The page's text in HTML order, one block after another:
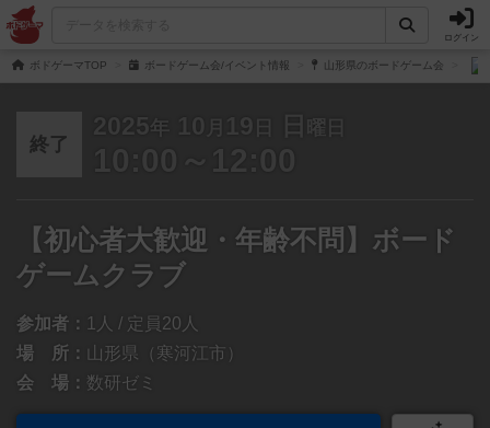
ログイン
ボドゲーマTOP ボードゲーム会/イベント情報 山形県のボードゲーム会
終了
2025 年 10 月 19 日 日 曜日
10:00～12:00
【初心者大歓迎・年齢不問】ボード
ゲームクラブ
参加者： 1人 / 定員20人
場 所： 山形県（寒河江市）
会 場： 数研ゼミ